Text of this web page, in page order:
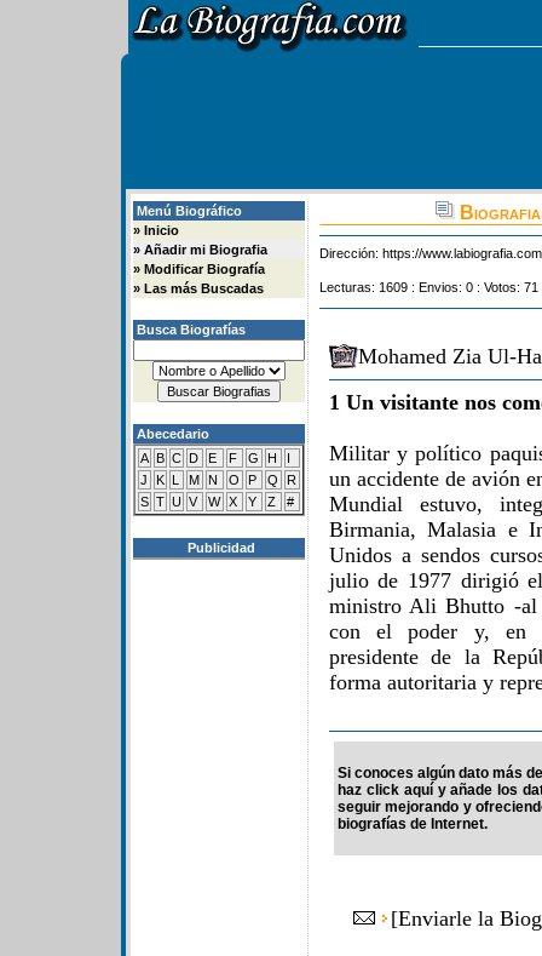
Menú Biográfico
» Inicio
» Añadir mi Biografia
» Modificar Biografía
» Las más Buscadas
Busca Biografías
Abecedario
A B C D E F G H
I
J
K L M N O P Q
R
S T U V W X Y Z #
Publicidad
Dirección: https://
Lecturas: 1609 : Envios: 0 : Votos:
Mohamed Zia Ul-
1 Un visitante nos
Militar y político
un accidente de avión
Mundial estuvo,
Birmania, Malasia e
Unidos a sendos
julio de 1977 dirigió
ministro Ali Bhutto -al
con el poder y, en
presidente de la
forma autoritaria y
Si conoces algún dato más
haz click aquí y añade los
seguir mejorando y
biografías de Internet.
[Enviarle la